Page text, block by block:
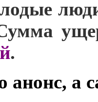
.
анонс, а